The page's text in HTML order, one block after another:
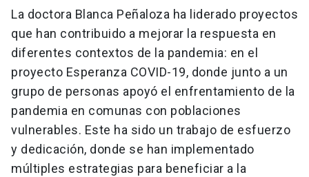
La doctora Blanca Peñaloza ha liderado proyectos
que han contribuido a mejorar la respuesta en
diferentes contextos de la pandemia: en el
proyecto Esperanza COVID-19, donde junto a un
grupo de personas apoyó el enfrentamiento de la
pandemia en comunas con poblaciones
vulnerables. Este ha sido un trabajo de esfuerzo
y dedicación, donde se han implementado
múltiples estrategias para beneficiar a la